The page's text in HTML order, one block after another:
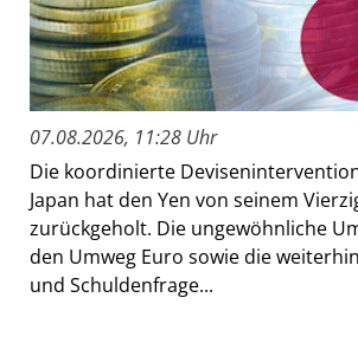
07.08.2026, 11:28 Uhr
Die koordinierte
Japan hat den Yen von seinem
zurückgeholt. Die ungewöhnliche
den Umweg Euro sowie die
und Schuldenfrage...